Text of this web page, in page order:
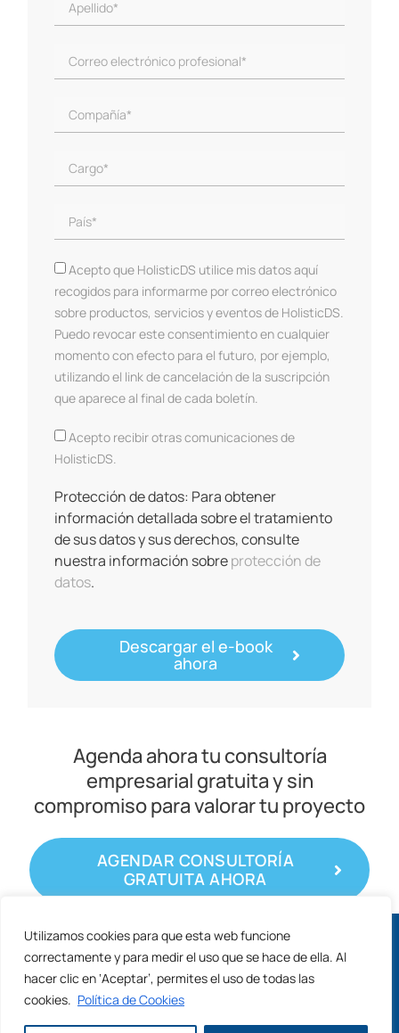
Utilizamos cookies para que esta web funcione
correctamente y para medir el uso que se hace de ella. Al
hacer clic en ‘Aceptar’, permites el uso de todas las
cookies. Política de Cookies
Acepto que HolisticDS utilice mis datos aquí
recogidos para informarme por correo electrónico
sobre productos, servicios y eventos de HolisticDS.
Puedo revocar este consentimiento en cualquier
momento con efecto para el futuro, por ejemplo,
utilizando el link de cancelación de la suscripción
que aparece al final de cada boletín.
Acepto recibir otras comunicaciones de
HolisticDS.
Protección de datos: Para obtener
información detallada sobre el tratamiento
de sus datos y sus derechos, consulte
nuestra información sobreprotección de
datos.
Descargar el e-book
ahora
Agenda ahora tu consultoría
empresarial gratuita y sin
compromiso para valorar tu proyecto
AGENDAR CONSULTORÍA
GRATUITA AHORA
Solicita las nuevas ayudas ACCIÓ 2026 para
arrancar con tus proyectos de IA.
Saber más